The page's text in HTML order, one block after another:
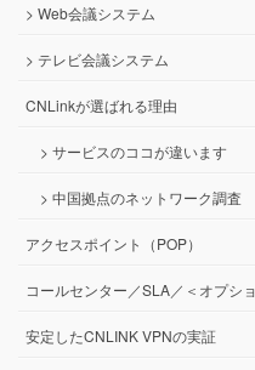
> Web会議システム
> テレビ会議システム
CNLinkが選ばれる理由
> サービスのココが違います
> 中国拠点のネットワーク調査
アクセスポイント（POP）
コールセンター／SLA／＜オプシ
安定したCNLINK VPNの実証